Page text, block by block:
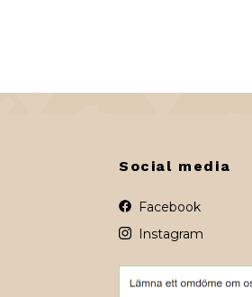
Social media
Facebook
Instagram